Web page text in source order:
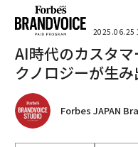
2025.06.25
AI時代のカスタ
クノロジーが生み
Forbes JAPAN